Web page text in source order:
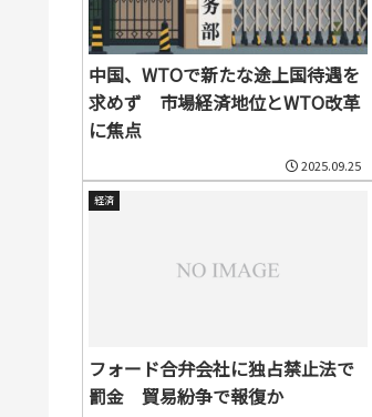
中国、WTOで新たな途上国待遇を
求めず 市場経済地位とWTO改革
に焦点
2025.09.25
経済
フォード合弁会社に独占禁止法で
罰金 貿易紛争で報復か